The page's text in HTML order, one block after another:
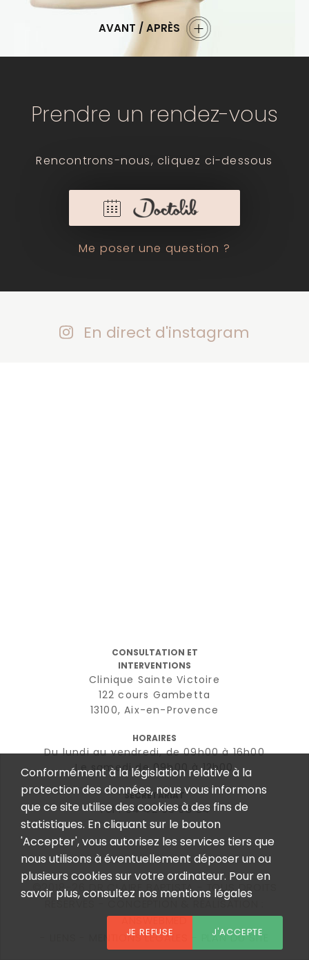
AVANT / APRÈS
Prendre un rendez-vous
Rencontrons-nous, cliquez ci-dessous
Me poser une question ?
En direct d'instagram
CONSULTATION ET
INTERVENTIONS
Clinique Sainte Victoire
122 cours Gambetta
13100, Aix-en-Provence
HORAIRES
Du lundi au vendredi, de 09h00 à 16h00
Le samedi de 09h00 à 12h00
SECRÉTARIAT
Tél : 04 42 96 58 84
©2018-26 DR CLAIRE BAPTISTA - TOUS DROITS
RÉSERVÉS - CONCEPTION & RÉALISATION :
ANSWEBMED
MENTIONS LÉGALES PLAN DU SITE
Conformément à la législation relative à la
protection des données, nous vous informons
que ce site utilise des cookies à des fins de
statistiques. En cliquant sur le bouton
'Accepter', vous autorisez les services tiers que
nous utilisons à éventuellement déposer un ou
plusieurs cookies sur votre ordinateur. Pour en
savoir plus, consultez nos mentions légales
JE REFUSE J'ACCEPTE